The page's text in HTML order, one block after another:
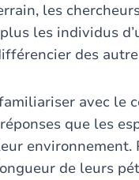
les
les individus
des
avec le
que les
environnement.
de leurs